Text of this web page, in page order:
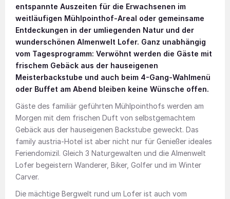
entspannte Auszeiten für die Erwachsenen im
weitläufigen Mühlpointhof-Areal oder gemeinsame
Entdeckungen in der umliegenden Natur und der
wunderschönen Almenwelt Lofer. Ganz unabhängig
vom Tagesprogramm: Verwöhnt werden die Gäste mit
frischem Gebäck aus der hauseigenen
Meisterbackstube und auch beim 4-Gang-Wahlmenü
oder Buffet am Abend bleiben keine Wünsche offen.
Gäste des familiär geführten Mühlpointhofs werden am
Morgen mit dem frischen Duft von selbstgemachtem
Gebäck aus der hauseigenen Backstube geweckt. Das
family austria-Hotel ist aber nicht nur für Genießer ideales
Feriendomizil. Gleich 3 Naturgewalten und die Almenwelt
Lofer begeistern Wanderer, Biker, Golfer und im Winter
Carver.
Die mächtige Bergwelt rund um Lofer ist auch vom